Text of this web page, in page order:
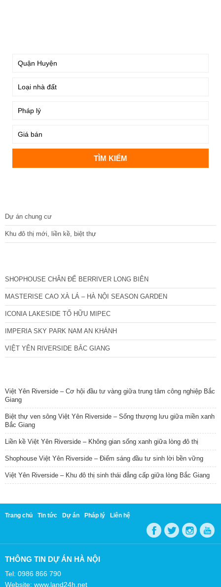
Dự án chung cư
Khu đô thị mới, liền kề, biệt thự
SHOPHOUSE CHÂN ĐẾ BERRIVER LONG BIÊN
MASTERISE CAO XÀ LÁ – HÀ NỘI SEASON GARDEN
ICONIA LAKESIDE TỐ HỮU MIPEC
IMPERIA SKY PARK NAM AN KHÁNH
VIỆT YÊN RIVERSIDE BẮC GIANG
Việt Yên Riverside – Cơ hội đầu tư vàng giữa trung tâm công nghiệp Bắc
Giang
Biệt thự ven sông Việt Yên Riverside – Sống thượng lưu giữa miền xanh
Bắc Giang
Liền kề Việt Yên Riverside – Không gian sống xanh giữa lòng đô thị
Shophouse Việt Yên Riverside – Điểm sáng đầu tư sinh lời bền vững
Việt Yên Riverside – Khu đô thị sinh thái đẳng cấp giữa lòng Bắc Giang
Trang chủ Tin tức Dự án Pháp lý Liên hệ
THÔNG TIN DỰ ÁN HÀ NỘI
Tel: 0986 866 790
Website: www.land24h.net